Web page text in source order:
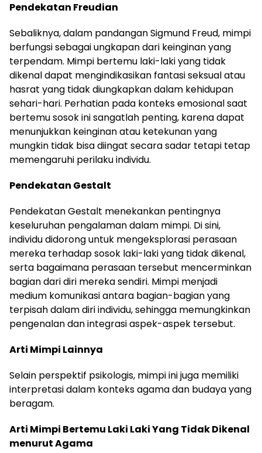
Pendekatan Freudian
Sebaliknya, dalam pandangan Sigmund Freud, mimpi
berfungsi sebagai ungkapan dari keinginan yang
terpendam. Mimpi bertemu laki-laki yang tidak
dikenal dapat mengindikasikan fantasi seksual atau
hasrat yang tidak diungkapkan dalam kehidupan
sehari-hari. Perhatian pada konteks emosional saat
bertemu sosok ini sangatlah penting, karena dapat
menunjukkan keinginan atau ketekunan yang
mungkin tidak bisa diingat secara sadar tetapi tetap
memengaruhi perilaku individu.
Pendekatan Gestalt
Pendekatan Gestalt menekankan pentingnya
keseluruhan pengalaman dalam mimpi. Di sini,
individu didorong untuk mengeksplorasi perasaan
mereka terhadap sosok laki-laki yang tidak dikenal,
serta bagaimana perasaan tersebut mencerminkan
bagian dari diri mereka sendiri. Mimpi menjadi
medium komunikasi antara bagian-bagian yang
terpisah dalam diri individu, sehingga memungkinkan
pengenalan dan integrasi aspek-aspek tersebut.
Arti Mimpi Lainnya
Selain perspektif psikologis, mimpi ini juga memiliki
interpretasi dalam konteks agama dan budaya yang
beragam.
Arti Mimpi Bertemu Laki Laki Yang Tidak Dikenal
menurut Agama